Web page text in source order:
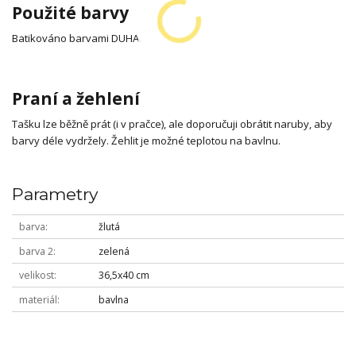
Použité barvy
Batikováno barvami DUHA.
Praní a žehlení
Tašku lze běžně prát (i v pračce), ale doporučuji obrátit naruby, aby
barvy déle vydržely. Žehlit je možné teplotou na bavlnu.
Parametry
barva
žlutá
barva 2
zelená
velikost
36,5x40 cm
materiál
bavlna